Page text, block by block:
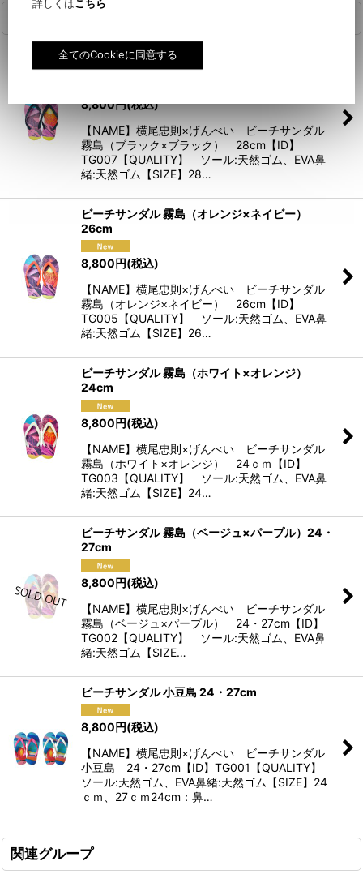
ビーチサンダル 霧島（ブラック×ブラック）
28cm
8,800円(税込)
【NAME】横尾忠則×げんべい ビーチサンダル
霧島（ブラック×ブラック） 28cm【ID】
TG007【QUALITY】 ソール:天然ゴム、EVA鼻
緒:天然ゴム【SIZE】28…
ビーチサンダル 霧島（オレンジ×ネイビー）
26cm
8,800円(税込)
【NAME】横尾忠則×げんべい ビーチサンダル
霧島（オレンジ×ネイビー） 26cm【ID】
TG005【QUALITY】 ソール:天然ゴム、EVA鼻
緒:天然ゴム【SIZE】26…
ビーチサンダル 霧島（ホワイト×オレンジ）
24cm
8,800円(税込)
【NAME】横尾忠則×げんべい ビーチサンダル
霧島（ホワイト×オレンジ） 24ｃｍ【ID】
TG003【QUALITY】 ソール:天然ゴム、EVA鼻
緒:天然ゴム【SIZE】24…
ビーチサンダル 霧島（ベージュ×パープル）24・
27cm
8,800円(税込)
【NAME】横尾忠則×げんべい ビーチサンダル
霧島（ベージュ×パープル） 24・27cm【ID】
TG002【QUALITY】 ソール:天然ゴム、EVA鼻
緒:天然ゴム【SIZE…
ビーチサンダル 小豆島 24・27cm
8,800円(税込)
【NAME】横尾忠則×げんべい ビーチサンダル
小豆島 24・27cm【ID】TG001【QUALITY】
ソール:天然ゴム、EVA鼻緒:天然ゴム【SIZE】24
ｃｍ、27ｃｍ24cm：鼻…
関連グループ
詳しくはこちら